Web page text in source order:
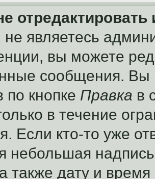
являетесь
вы можете
сообщения. Вы
по кнопке Правка в
в течение
Если кто-то уже
небольшая
также дату и